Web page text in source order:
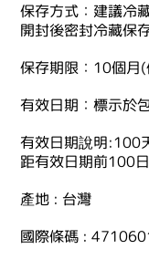
保存方式：建議冷
開封後密封冷藏保
保存期限：10個月
有效日期：標示於
有效日期說明:100
距有效日期前100
產地 : 台灣
國際條碼 :